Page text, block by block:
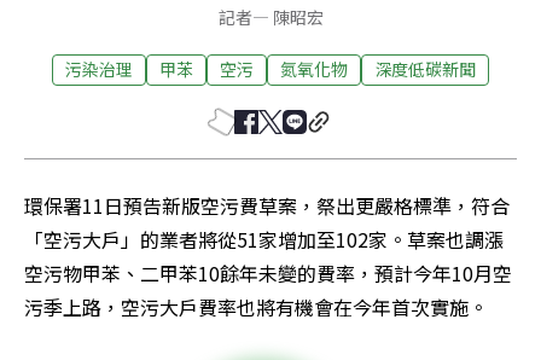
記者— 陳昭宏
污染治理 甲苯 空污 氮氧化物 深度低碳新聞
環保署11日預告新版空污費草案，祭出更嚴格標準，符合
「空污大戶」的業者將從51家增加至102家。草案也調漲
空污物甲苯、二甲苯10餘年未變的費率，預計今年10月空
污季上路，空污大戶費率也將有機會在今年首次實施。